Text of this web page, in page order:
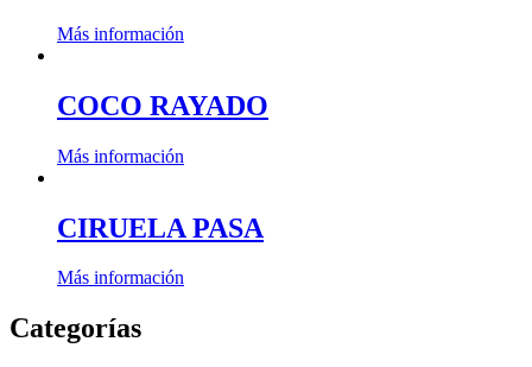
Más información
COCO RAYADO
Más información
CIRUELA PASA
Más información
Categorías